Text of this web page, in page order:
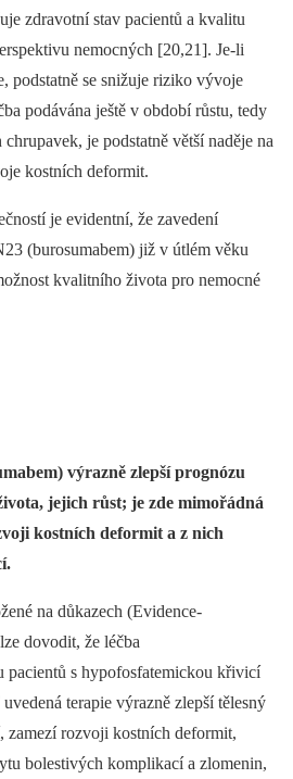
zdravotní stav pacientů a kvalitu
nemocných [20,21]. Je-li
podstatně se snižuje riziko vývoje
podávána ještě v období růstu, tedy
je podstatně větší naděje na
kostních deformit.
je evidentní, že zavedení
(burosumabem) již v útlém věku
kvalitního života pro nemocné
výrazně zlepší prognózu
jejich růst; je zde mimořádná
kostních deformit a z nich
na důkazech (Evidence-
dovodit, že léčba
pacientů s hypofosfatemickou křivicí
terapie výrazně zlepší tělesný
zamezí rozvoji kostních deformit,
bolestivých komplikací a zlomenin,